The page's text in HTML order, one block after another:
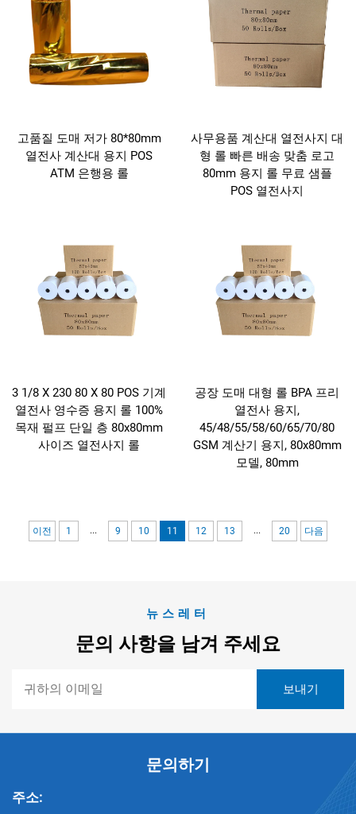
고품질 도매 저가 80*80mm
열전사 계산대 용지 POS
ATM 은행용 롤
사무용품 계산대 열전사지 대
형 롤 빠른 배송 맞춤 로고
80mm 용지 롤 무료 샘플
POS 열전사지
3 1/8 X 230 80 X 80 POS 기계
열전사 영수증 용지 롤 100%
목재 펄프 단일 층 80x80mm
사이즈 열전사지 롤
공장 도매 대형 롤 BPA 프리
열전사 용지,
45/48/55/58/60/65/70/80
GSM 계산기 용지, 80x80mm
모델, 80mm
이전 1 ... 9 10 11 12 13 ... 20 다음
뉴스레터
문의 사항을 남겨 주세요
문의하기
주소: